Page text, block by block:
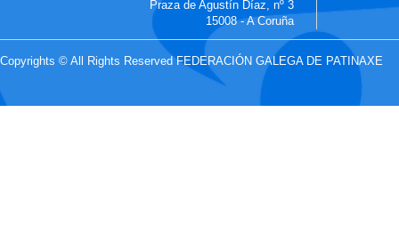
Praza de Agustín Díaz, nº 3
15008 - A Coruña
Copyrights © All Rights Reserved FEDERACIÓN GALEGA DE PATINAXE